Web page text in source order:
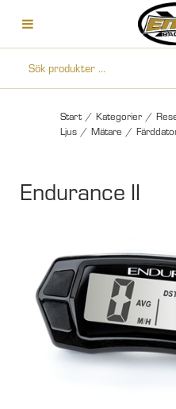
Start / Kategorier /
Ljus / Mätare /
Endurance II